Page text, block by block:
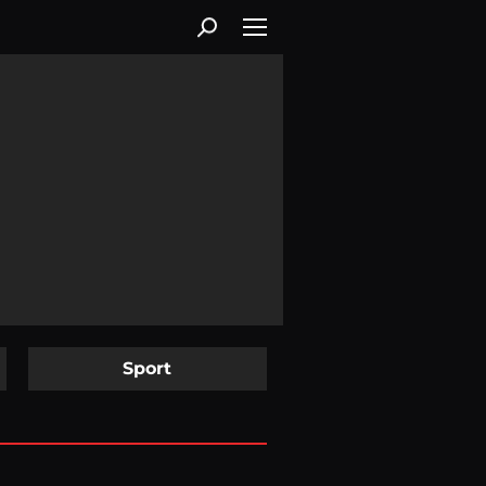
Sport